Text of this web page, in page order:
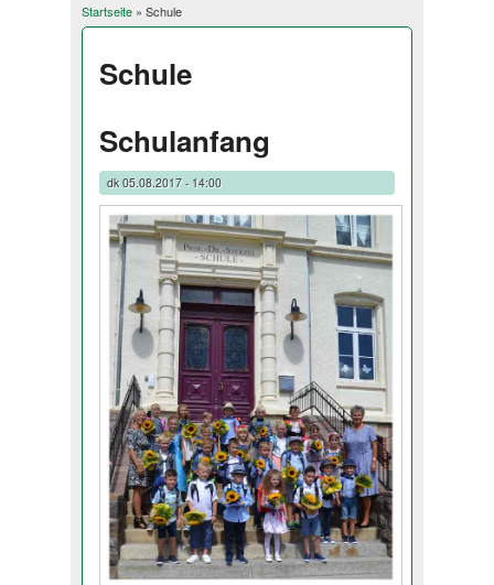
Sie sind hier
Startseite» Schule
Schule
Schulanfang
dk05.08.2017 - 14:00